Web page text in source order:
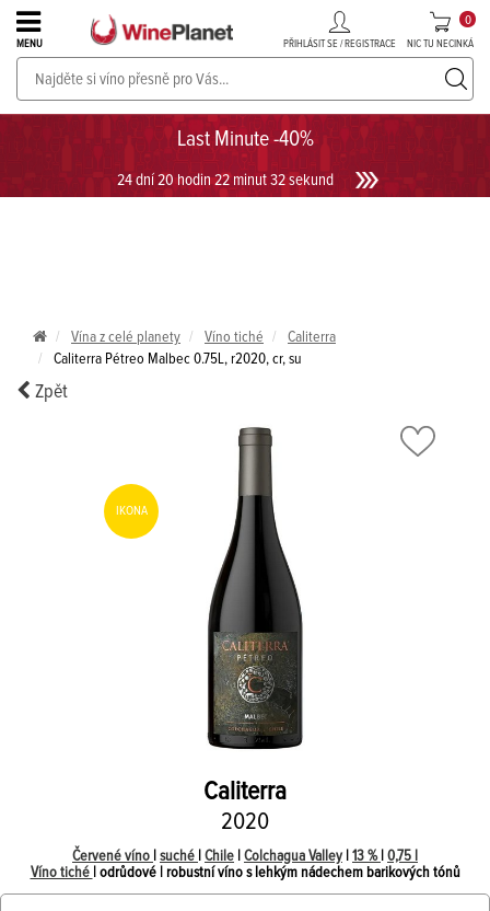
Last Minute -40%
24 dní 20 hodin 22 minut 31 sekund
MENU PŘIHLÁSIT SE / REGISTRACE NIC TU NECINKÁ
0
PROSECCO v akci až do -30%!UKÁZAT PROSECCO
Vína z celé planety Víno tiché
Caliterra
Caliterra Pétreo Malbec 0.75L, r2020, cr, su
Zpět
IKONA
Caliterra
2020
Červené víno suché Chile Colchagua Valley| 13 % 0,75 l
Víno tiché
| odrůdové | robustní víno s lehkým nádechem barikových tónů